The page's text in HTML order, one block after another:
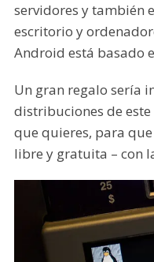
servidores y también
escritorio y
Android está basado
Un gran regalo sería
distribuciones de
que quieres, para
libre y gratuita – con